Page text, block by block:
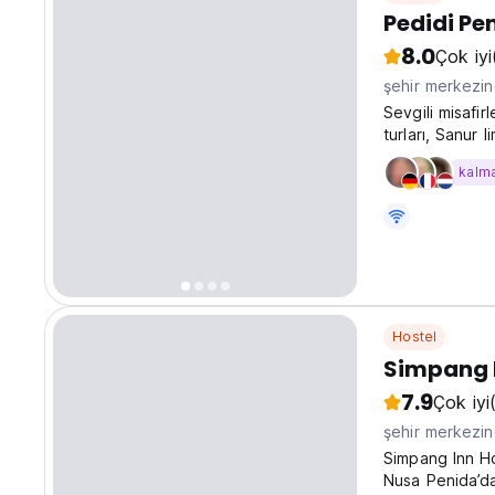
Pedidi
8.0Çok iyi
şehir
Sevgili
turları, Sanur
Lombok)
Hostel
Simpang
7.9Çok iyi
şehir
Simpang Inn
Nusa